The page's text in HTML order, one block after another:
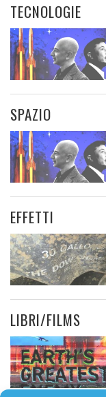
TECNOLOGIE
SPAZIO
EFFETTI
LIBRI/FILMS